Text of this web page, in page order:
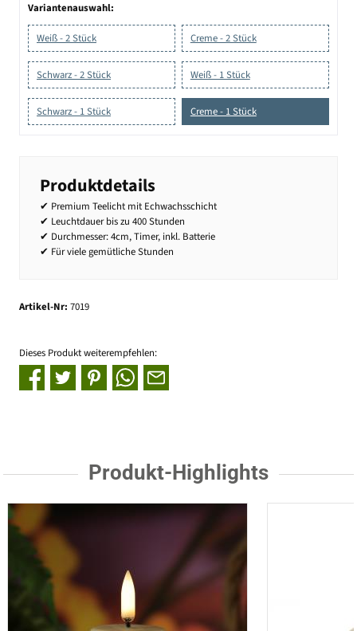
Variantenauswahl:
Weiß - 2 Stück Creme - 2 Stück
Schwarz - 2 Stück Weiß - 1 Stück
Schwarz - 1 Stück Creme - 1 Stück
Produktdetails
✔ Premium Teelicht mit Echwachsschicht
✔ Leuchtdauer bis zu 400 Stunden
✔ Durchmesser: 4cm, Timer, inkl. Batterie
✔ Für viele gemütliche Stunden
Artikel-Nr: 7019
Dieses Produkt weiterempfehlen:
Produkt-Highlights